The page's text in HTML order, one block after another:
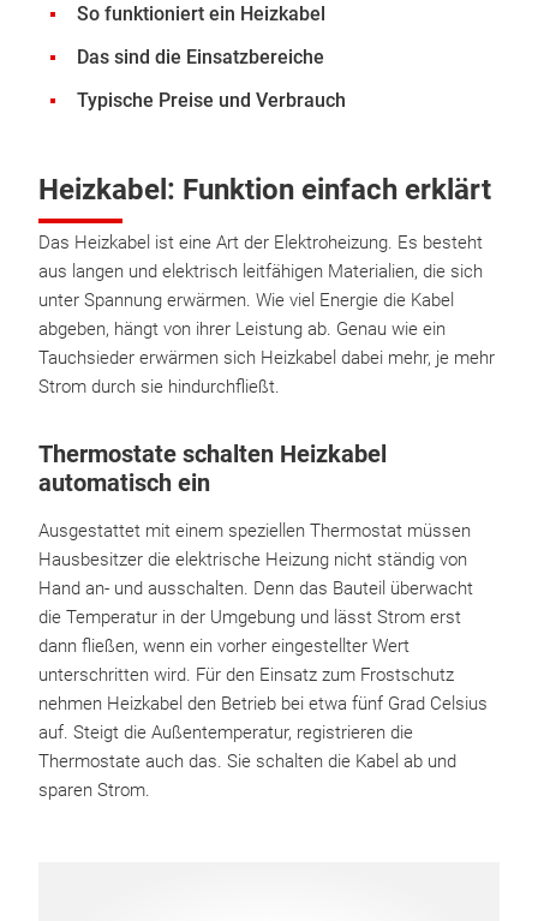
So funktioniert ein Heizkabel
Das sind die Einsatzbereiche
Typische Preise und Verbrauch
Heizkabel: Funktion einfach erklärt
Das Heizkabel ist eine Art der Elektroheizung. Es besteht
aus langen und elektrisch leitfähigen Materialien, die sich
unter Spannung erwärmen. Wie viel Energie die Kabel
abgeben, hängt von ihrer Leistung ab. Genau wie ein
Tauchsieder erwärmen sich Heizkabel dabei mehr, je mehr
Strom durch sie hindurchfließt.
Thermostate schalten Heizkabel
automatisch ein
Ausgestattet mit einem speziellen Thermostat müssen
Hausbesitzer die elektrische Heizung nicht ständig von
Hand an- und ausschalten. Denn das Bauteil überwacht
die Temperatur in der Umgebung und lässt Strom erst
dann fließen, wenn ein vorher eingestellter Wert
unterschritten wird. Für den Einsatz zum Frostschutz
nehmen Heizkabel den Betrieb bei etwa fünf Grad Celsius
auf. Steigt die Außentemperatur, registrieren die
Thermostate auch das. Sie schalten die Kabel ab und
sparen Strom.